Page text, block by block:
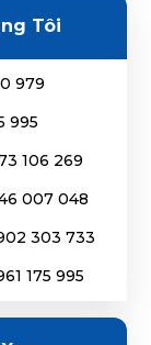
Tôi
979
995
106 269
007 048
303 733
175 995